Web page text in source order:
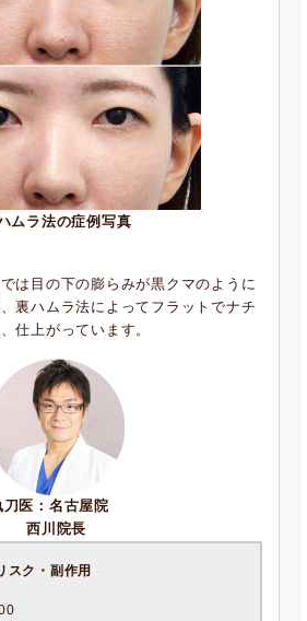
ムラ法の症例写真
は目の下の膨らみが黒クマのように
裏ハムラ法によってフラットでナチ
仕上がっています。
刀医：名古屋院
西川院長
スク・副作用